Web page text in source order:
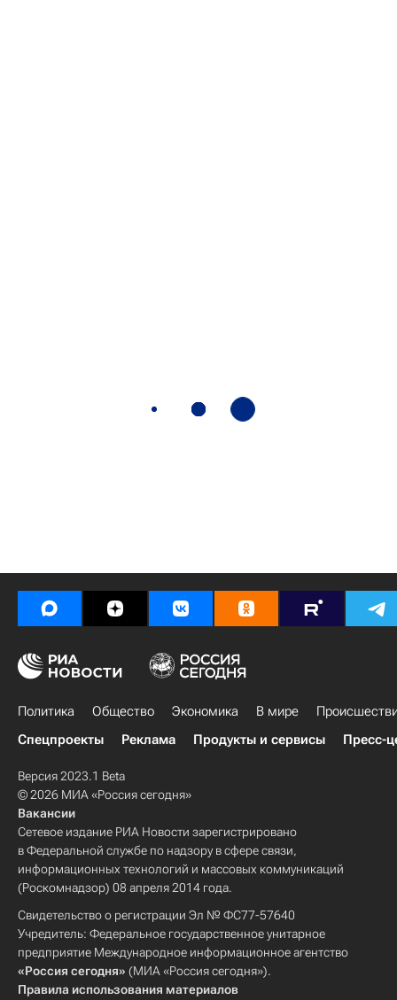
Политика Общество Экономика В мире
Спецпроекты
Реклама Продукты и сервисы Пресс-
Версия 2023.1 Beta
© 2026 МИА «Россия сегодня»
Вакансии
Сетевое издание РИА Новости зарегистрировано
в Федеральной службе по надзору в сфере связи,
информационных технологий и массовых коммуникаций
(Роскомнадзор) 08 апреля 2014 года.
Свидетельство о регистрации Эл № ФС77-57640
Учредитель: Федеральное государственное унитарное
предприятие Международное информационное агентство
«Россия сегодня» (МИА «Россия сегодня»).
Правила использования материалов